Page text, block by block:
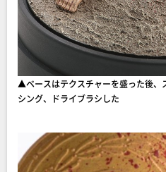
▲ベースはテクスチャーを盛った後、
シング、ドライブラシした